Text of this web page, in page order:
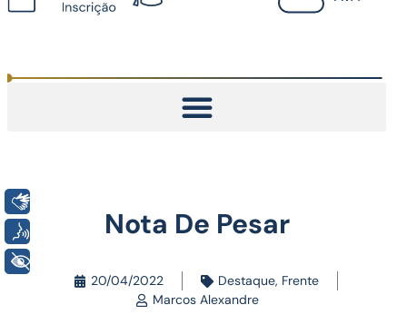
Nota De Pesar
20/04/2022 Destaque, Frente
Marcos Alexandre